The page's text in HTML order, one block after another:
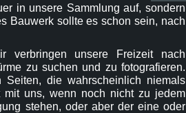
in unsere Sammlung auf, sondern
Bauwerk sollte es schon sein, nach
verbringen unsere Freizeit nach
zu suchen und zu fotografieren.
die wahrscheinlich niemals
uns, wenn noch nicht zu jedem
stehen, oder aber der eine oder